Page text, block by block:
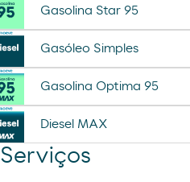
Gasolina Star 95
Gasóleo Simples
Gasolina Optima 95
Diesel MAX
Serviços